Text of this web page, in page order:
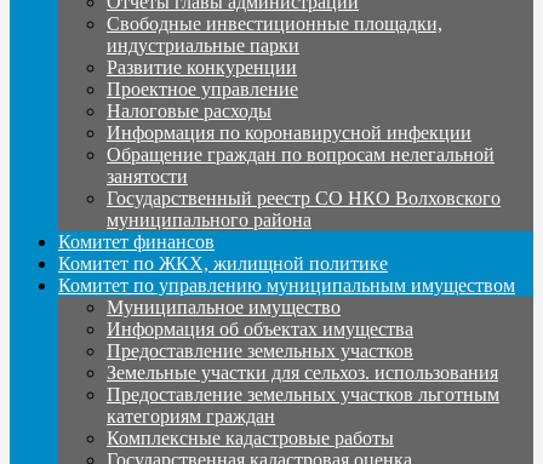
Свободные инвестиционные площадки,
индустриальные парки
Развитие конкуренции
Проектное управление
Налоговые расходы
Информация по коронавирусной инфекции
Обращение граждан по вопросам нелегальной
занятости
Государственный реестр СО НКО Волховского
муниципального района
Комитет финансов
Комитет по ЖКХ, жилищной политике
Комитет по управлению муниципальным имуществом
Муниципальное имущество
Информация об объектах имущества
Предоставление земельных участков
Земельные участки для сельхоз. использования
Предоставление земельных участков льготным
категориям граждан
Комплексные кадастровые работы
Государственная кадастровая оценка